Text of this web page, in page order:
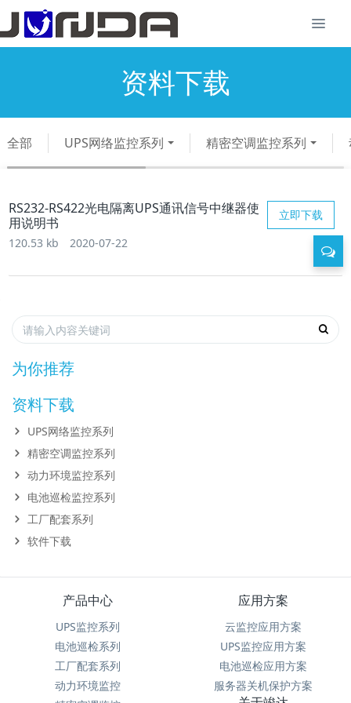
资料下载
全部 UPS网络监控系列 精密空调监控系列
立即下载
RS232-RS422光电隔离UPS通讯信号中继器使
用说明书
120.53 kb 2020-07-22
为你推荐
资料下载
UPS网络监控系列
精密空调监控系列
动力环境监控系列
电池巡检监控系列
工厂配套系列
软件下载
产品中心
UPS监控系列
电池巡检系列
工厂配套系列
动力环境监控
应用方案
云监控应用方案
UPS监控应用方案
电池巡检应用方案
服务器关机保护方案